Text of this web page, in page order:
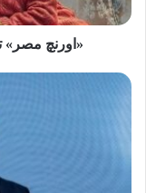
«اورنچ
ريلمي